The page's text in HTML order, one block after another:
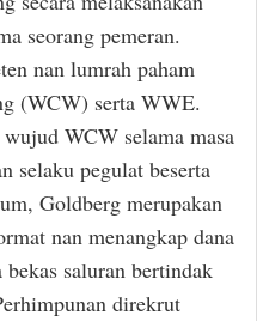
seorang pemeran.
nan lumrah paham
(WCW) serta WWE.
WCW selama masa
selaku pegulat beserta
Goldberg merupakan
nan menangkap dana
saluran bertindak
direkrut